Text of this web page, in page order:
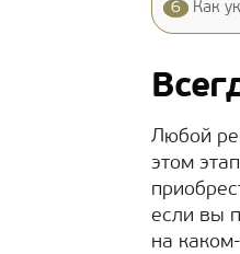
6
Как
Любой
этом
если вы
на